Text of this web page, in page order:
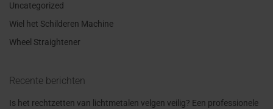
Uncategorized
Wiel het Schilderen Machine
Wheel Straightener
Recente berichten
Is het rechtzetten van lichtmetalen velgen veilig? Een professionele